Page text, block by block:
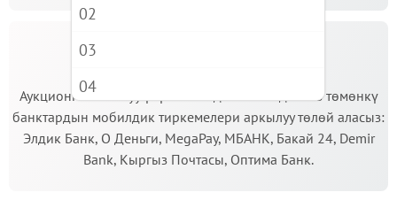
Аукционго катышуу үчүн кепилдик салымды Сиз төмөнкү
банктардын мобилдик тиркемелери аркылуу төлөй аласыз:
Элдик Банк, О Деньги, MegaPay, МБАНК, Бакай 24, Demir
Bank, Кыргыз Почтасы, Оптима Банк.
02
03
04
05
06